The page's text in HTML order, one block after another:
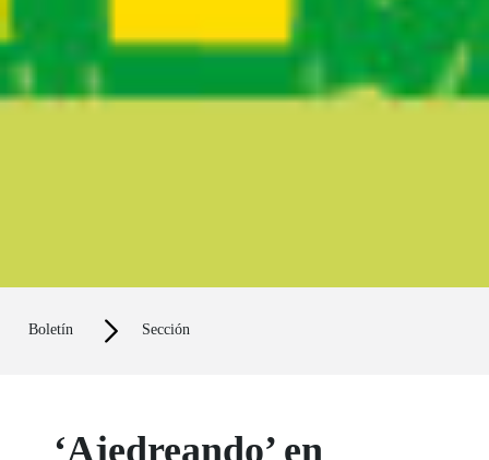
Boletín Sección
‘Ajedreando’ en